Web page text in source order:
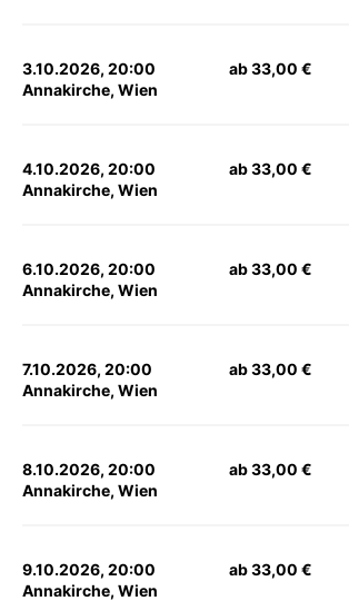
3.10.2026, 20:00
Annakirche, Wien
ab 33,00 €
4.10.2026, 20:00
Annakirche, Wien
ab 33,00 €
6.10.2026, 20:00
Annakirche, Wien
ab 33,00 €
7.10.2026, 20:00
Annakirche, Wien
ab 33,00 €
8.10.2026, 20:00
Annakirche, Wien
ab 33,00 €
9.10.2026, 20:00
Annakirche, Wien
ab 33,00 €